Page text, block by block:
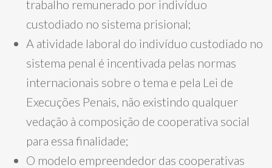
trabalho remunerado por indivíduo
custodiado no sistema prisional;
A atividade laboral do indivíduo custodiado no
sistema penal é incentivada pelas normas
internacionais sobre o tema e pela Lei de
Execuções Penais, não existindo qualquer
vedação à composição de cooperativa social
para essa finalidade;
O modelo empreendedor das cooperativas